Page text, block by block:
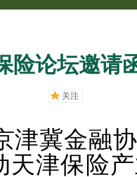
险论坛邀请
关注
津冀金融
天津保险